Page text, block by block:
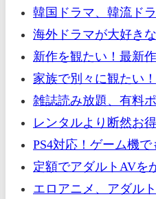
韓国ドラマ、韓流ド
海外ドラマが大好き
新作を観たい！最新
家族で別々に観たい
雑誌読み放題、有料
レンタルより断然お
PS4対応！ゲーム機
定額でアダルトAVを
エロアニメ、アダル